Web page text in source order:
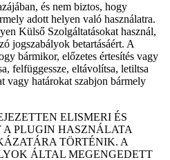
és nem biztos, hogy
adott helyen való használatra.
Külső Szolgáltatásokat használ,
jogszabályok betartásáért. A
bármikor, előzetes értesítés vagy
felfüggessze, eltávolítsa, letiltsa
vagy határokat szabjon bármely
ELISMERI ÉS
PLUGIN HASZNÁLATA
TÖRTÉNIK. A
ÁLTAL MEGENGEDETT